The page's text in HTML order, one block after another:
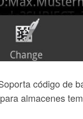
código de
almacenes